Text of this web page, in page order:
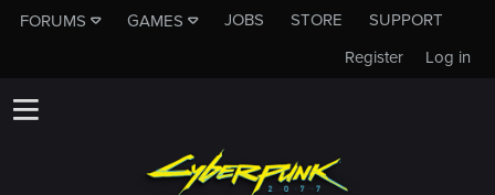
FORUMS GAMES JOBS STORE
SUPPORT
Log in
Register